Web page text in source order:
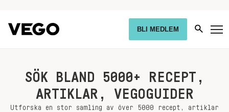
BLI MEDLEM
SÖK BLAND 5000+ RECEPT,
ARTIKLAR, VEGOGUIDER
Utforska en stor samling av över 5000 recept, artiklar